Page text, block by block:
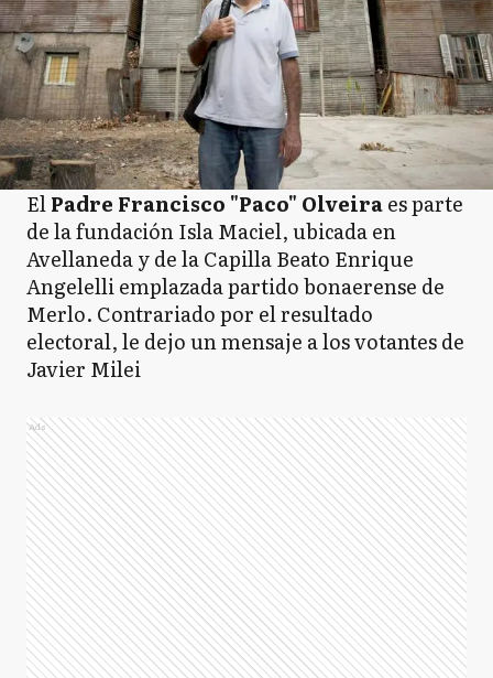
ElPadre Francisco "Paco" Olveiraes parte
de la fundación Isla Maciel, ubicada en
Avellaneda y de la Capilla Beato Enrique
Angelelli emplazada partido bonaerense de
Merlo. Contrariado por el resultado
electoral, le dejo un mensaje a los votantes de
Javier Milei
Ads